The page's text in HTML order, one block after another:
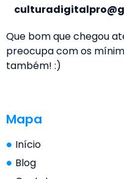
Que bom que chegou
preocupa com os
também! :)
Mapa
Início
Blog